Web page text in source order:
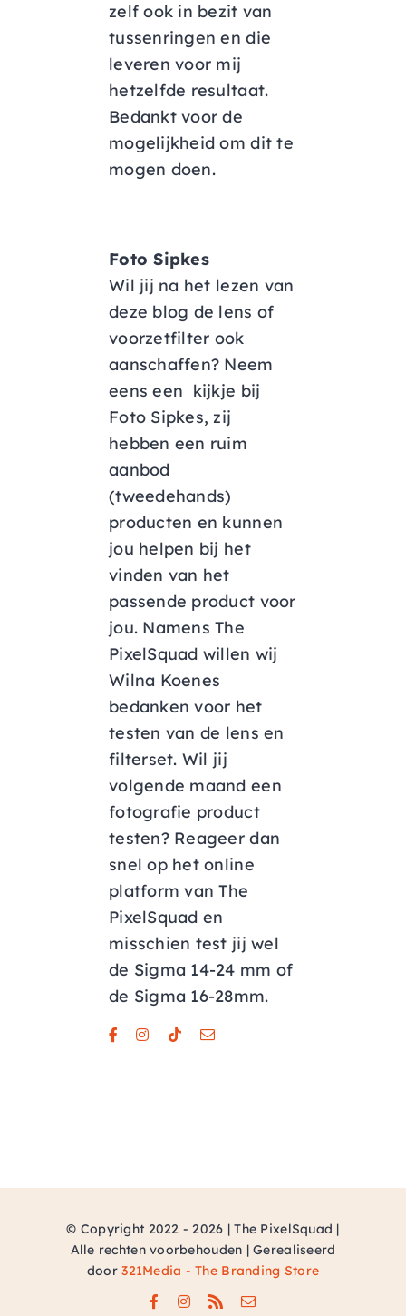
zelf ook in bezit van
tussenringen en die
leveren voor mij
hetzelfde resultaat.
Bedankt voor de
mogelijkheid om dit te
mogen doen.
Foto Sipkes
Wil jij na het lezen van
deze blog de lens of
voorzetfilter ook
aanschaffen? Neem
eens een kijkje bij
Foto Sipkes, zij
hebben een ruim
aanbod
(tweedehands)
producten en kunnen
jou helpen bij het
vinden van het
passende product voor
jou. Namens The
PixelSquad willen wij
Wilna Koenes
bedanken voor het
testen van de lens en
filterset. Wil jij
volgende maand een
fotografie product
testen? Reageer dan
snel op het online
platform van The
PixelSquad en
misschien test jij wel
de Sigma 14-24 mm of
de Sigma 16-28mm.
© Copyright 2022 - 2026 | The PixelSquad |
Alle rechten voorbehouden | Gerealiseerd
door321Media - The Branding Store